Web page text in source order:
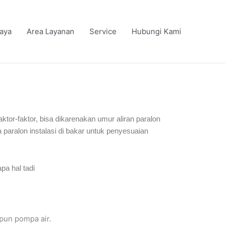
Area Layanan Service Hubungi Kami
faktor, bisa dikarenakan umur aliran paralon
instalasi di bakar untuk penyesuaian
hal tadi
pompa air.